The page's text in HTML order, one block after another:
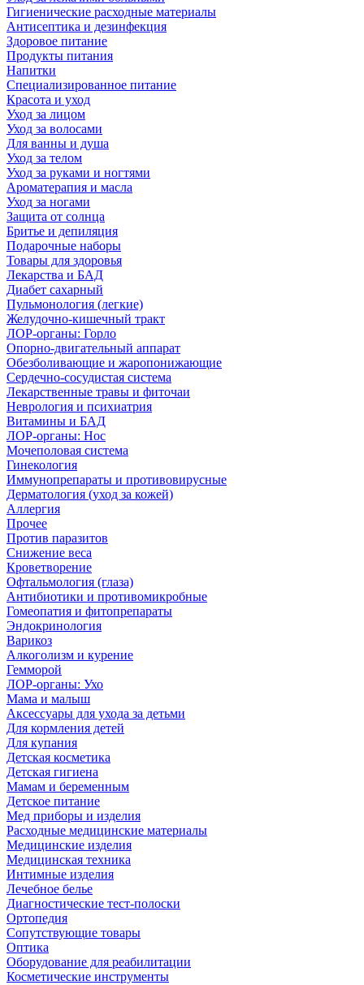
Гигиенические расходные материалы
Антисептика и дезинфекция
Здоровое питание
Продукты питания
Напитки
Специализированное питание
Красота и уход
Уход за лицом
Уход за волосами
Для ванны и душа
Уход за телом
Уход за руками и ногтями
Ароматерапия и масла
Уход за ногами
Защита от солнца
Бритье и депиляция
Подарочные наборы
Товары для здоровья
Лекарства и БАД
Диабет сахарный
Пульмонология (легкие)
Желудочно-кишечный тракт
ЛОР-органы: Горло
Опорно-двигательный аппарат
Обезболивающие и жаропонижающие
Сердечно-сосудистая система
Лекарственные травы и фиточаи
Неврология и психиатрия
Витамины и БАД
ЛОР-органы: Нос
Мочеполовая система
Гинекология
Иммунопрепараты и противовирусные
Дерматология (уход за кожей)
Аллергия
Прочее
Против паразитов
Снижение веса
Кроветворение
Офтальмология (глаза)
Антибиотики и противомикробные
Гомеопатия и фитопрепараты
Эндокринология
Варикоз
Алкоголизм и курение
Гемморой
ЛОР-органы: Ухо
Мама и малыш
Аксессуары для ухода за детьми
Для кормления детей
Для купания
Детская косметика
Детская гигиена
Мамам и беременным
Детское питание
Мед приборы и изделия
Расходные медицинские материалы
Медицинские изделия
Медицинская техника
Интимные изделия
Лечебное белье
Диагностические тест-полоски
Ортопедия
Сопутствующие товары
Оптика
Оборудование для реабилитации
Косметические инструменты